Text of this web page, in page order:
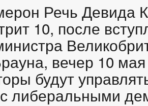
Речь Девида
10, после
вечер 10
будут
либеральными